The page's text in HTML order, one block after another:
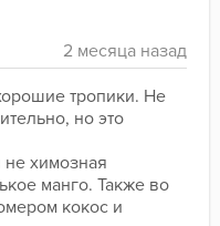
тропики. Не
но это
не химозная
манго. Также во
кокос и